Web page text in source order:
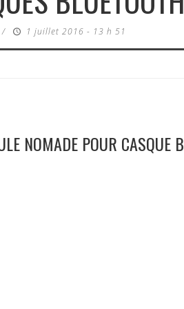
/ 1 juillet 2016 - 13 h 51
NOMADE POUR CASQUE